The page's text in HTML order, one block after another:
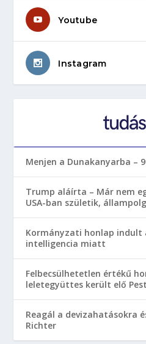
Youtube
Instagram
Menjen a Dunakanyarba –
Trump aláírta – Már nem
USA-ban születik,
Kormányzati honlap indult
intelligencia miatt
Felbecsülhetetlen értékű
leletegyüttes került elő
Reagál a devizahatásokra
Richter